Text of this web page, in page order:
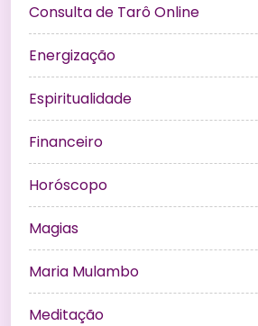
Consulta de Tarô Online
Energização
Espiritualidade
Financeiro
Horóscopo
Magias
Maria Mulambo
Meditação